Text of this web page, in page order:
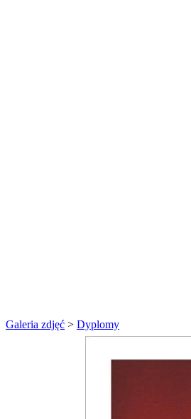
Galeria zdjęć > Dyplomy